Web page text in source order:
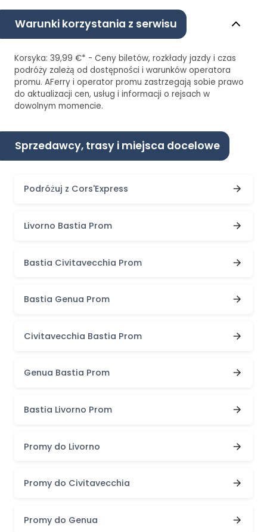
Warunki korzystania z serwisu
Korsyka: 39,99 €* - Ceny biletów, rozkłady jazdy i czas
podróży zależą od dostępności i warunków operatora
promu. AFerry i operator promu zastrzegają sobie prawo
do aktualizacji cen, usług i informacji o rejsach w
dowolnym momencie.
Sprzedawcy, trasy i miejsca docelowe
Podróżuj z Cors'Express
Livorno Bastia Prom
Bastia Civitavecchia Prom
Bastia Genua Prom
Civitavecchia Bastia Prom
Genua Bastia Prom
Bastia Livorno Prom
Promy do Livorno
Promy do Civitavecchia
Promy do Genua